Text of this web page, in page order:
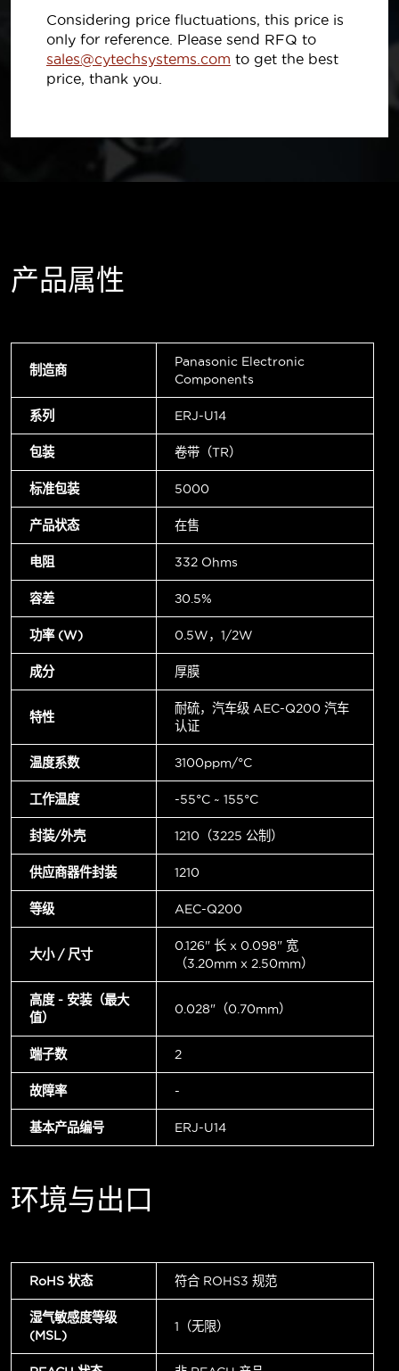
Considering price fluctuations, this price is
only for reference. Please send RFQ to
sales@cytechsystems.com to get the best
price, thank you.
产品属性
制造商
Panasonic Electronic
Components
系列 ERJ-U14
包装 卷带（TR）
标准包装 5000
产品状态 在售
电阻 332 Ohms
容差 ±0.5%
功率 (W) 0.5W，1/2W
成分 厚膜
特性
耐硫，汽车级 AEC-Q200 汽车
认证
温度系数 ±100ppm/°C
工作温度 -55°C ~ 155°C
封装/外壳 1210（3225 公制）
供应商器件封装 1210
等级 AEC-Q200
大小 / 尺寸
0.126" 长 x 0.098" 宽
（3.20mm x 2.50mm）
高度 - 安装（最大
值）
0.028"（0.70mm）
端子数 2
故障率 -
基本产品编号 ERJ-U14
环境与出口
RoHS 状态 符合 ROHS3 规范
湿气敏感度等级
(MSL)
1（无限）